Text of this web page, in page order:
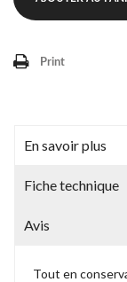
Print
En savoir plus
Fiche technique
Avis
Tout en